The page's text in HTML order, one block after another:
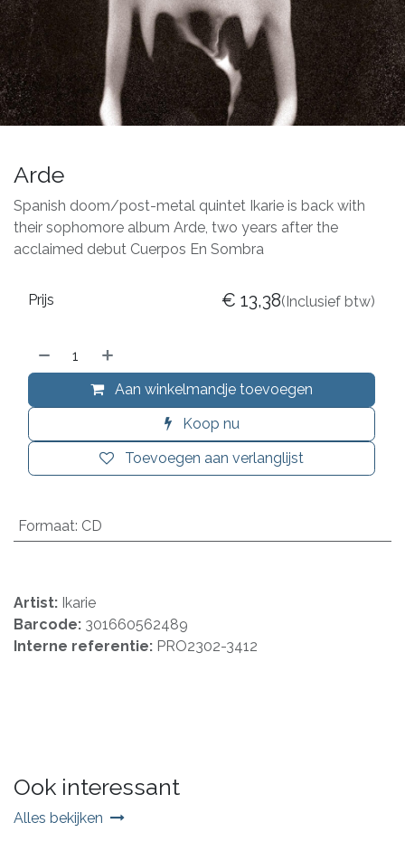
Arde
Spanish doom/post-metal quintet Ikarie is back with
their sophomore album Arde, two years after the
acclaimed debut Cuerpos En Sombra
Aan winkelmandje toevoegen
Koop nu
Toevoegen aan verlanglijst
Prijs € 13,38(Inclusief btw)
Formaat: CD
Artist: Ikarie
Barcode: 301660562489
Interne referentie: PRO2302-3412
Ook interessant
Alles bekijken